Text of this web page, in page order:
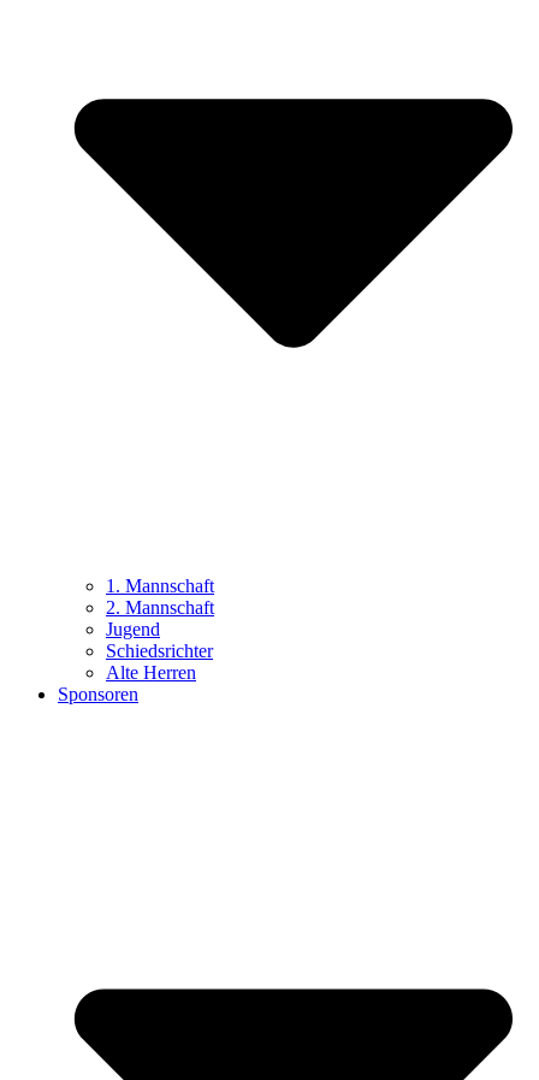
1. Mannschaft
2. Mannschaft
Jugend
Schiedsrichter
Alte Herren
Sponsoren